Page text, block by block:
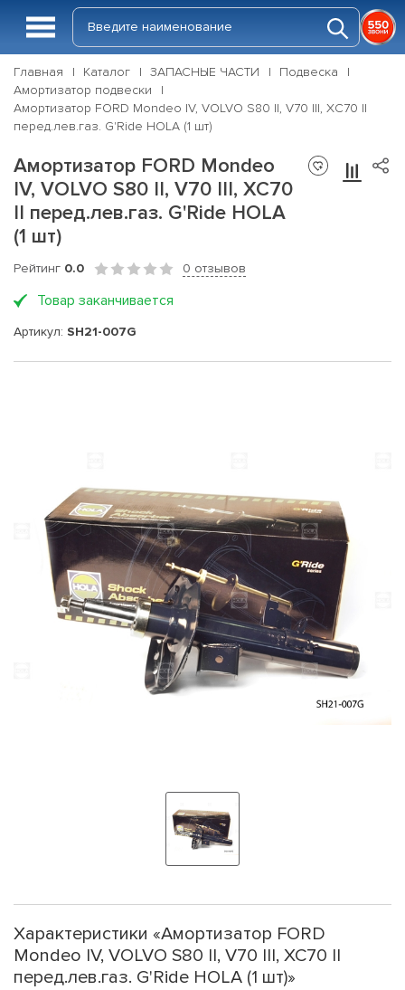
Главная Каталог ЗАПАСНЫЕ ЧАСТИ
Подвеска
Амортизатор подвески
Амортизатор FORD Mondeo IV, VOLVO S80 II, V70 III, XC70 II
перед.лев.газ. G'Ride HOLA (1 шт)
Амортизатор FORD Mondeo
IV, VOLVO S80 II, V70 III, XC70
II перед.лев.газ. G'Ride HOLA
(1 шт)
Рейтинг 0.0 0 отзывов
Товар заканчивается
Артикул: SH21-007G
Характеристики «Амортизатор FORD
Mondeo IV, VOLVO S80 II, V70 III, XC70 II
перед.лев.газ. G'Ride HOLA (1 шт)»